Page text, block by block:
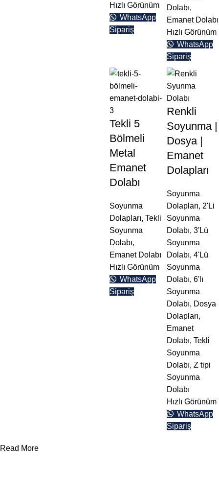
Hızlı Görünüm
WhatsApp
Sipariş
Dolabı,
Emanet Dolabı
Hızlı Görünüm
WhatsApp
Sipariş
Tekli 5
Bölmeli
Metal
Emanet
Dolabı
Soyunma
Dolapları, Tekli
Soyunma
Dolabı,
Emanet Dolabı
Hızlı Görünüm
WhatsApp
Sipariş
Renkli
Soyunma |
Dosya |
Emanet
Dolapları
Soyunma
Dolapları, 2'Li
Soyunma
Dolabı, 3'Lü
Soyunma
Dolabı, 4'Lü
Soyunma
Dolabı, 6'lı
Soyunma
Dolabı, Dosya
Dolapları,
Emanet
Dolabı, Tekli
Soyunma
Dolabı, Z tipi
Soyunma
Dolabı
Hızlı Görünüm
WhatsApp
Sipariş
Read More